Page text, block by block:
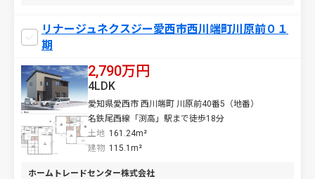
リナージュネクスジー愛西市西川端町川原前０１
期
2,790万円
愛知県愛西市 西川端町 川原前40番5（地番）
名鉄尾西線「渕高」駅まで徒歩18分
土地 161.24m²
4LDK
建物 115.1m²
ホームトレードセンター株式会社